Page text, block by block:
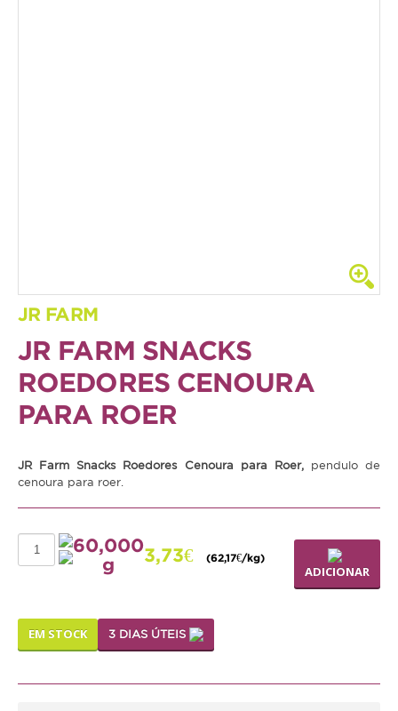
Coelho
Porquinho da Índia
Chinchila
Furão
Gerbo
Hamster
Ouriço
Aves
JR FARM
JR FARM SNACKS
ROEDORES CENOURA
PARA ROER
JR Farm Snacks Roedores Cenoura para Roer, pendulo de
cenoura para roer.
60,000
g
3,73€ (62,17€/kg)
ADICIONAR
EM STOCK 3 DIAS ÚTEIS